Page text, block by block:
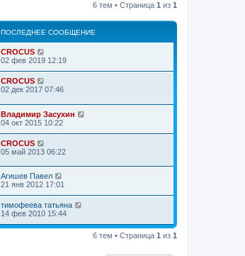
6 тем • Страница 1 из 1
ПОСЛЕДНЕЕ СООБЩЕНИЕ
CROCUS
02 фев 2019 12:19
CROCUS
02 дек 2017 07:46
Владимир Засухин
04 окт 2015 10:22
CROCUS
05 май 2013 06:22
Агишев Павел
21 янв 2012 17:01
тимофеева татьяна
14 фев 2010 15:44
6 тем • Страница 1 из 1